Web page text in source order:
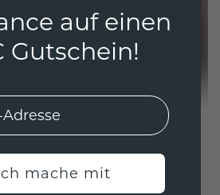
GESCHAFFEN
ist auf Verbindung
Stück so gestaltet ist, dass
auf einen
Gutschein!
mache mit